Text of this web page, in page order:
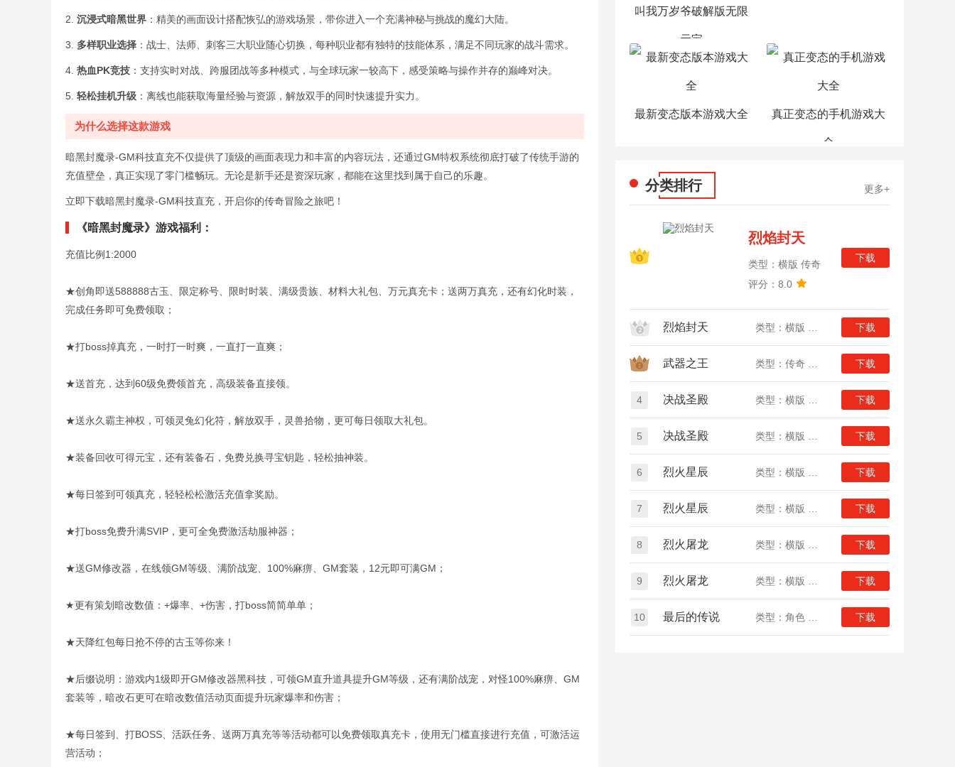
2. 沉浸式暗黑世界 ：精美的画面设计搭配恢弘的游戏场景，带你进入一个充满神秘与挑战的魔幻大陆。
3. 多样职业选择 ：战士、法师、刺客三大职业随心切换，每种职业都有独特的技能体系，满足不同玩家的战斗需求。
4. 热血PK竞技 ：支持实时对战、跨服团战等多种模式，与全球玩家一较高下，感受策略与操作并存的巅峰对决。
5. 轻松挂机升级 ：离线也能获取海量经验与资源，解放双手的同时快速提升实力。
为什么选择这款游戏
暗黑封魔录-GM科技直充不仅提供了顶级的画面表现力和丰富的内容玩法，还通过GM特权系统彻底打破了传统手游的
充值壁垒，真正实现了零门槛畅玩。无论是新手还是资深玩家，都能在这里找到属于自己的乐趣。
立即下载暗黑封魔录-GM科技直充，开启你的传奇冒险之旅吧！
《暗黑封魔录》游戏福利：
充值比例1:2000
★创角即送588888古玉、限定称号、限时时装、满级贵族、材料大礼包、万元真充卡；送两万真充，还有幻化时装，
完成任务即可免费领取；
★打boss掉真充，一时打一时爽，一直打一直爽；
★送首充，达到60级免费领首充，高级装备直接领。
★送永久霸主神权，可领灵兔幻化符，解放双手，灵兽拾物，更可每日领取大礼包。
★装备回收可得元宝，还有装备石，免费兑换寻宝钥匙，轻松抽神装。
★每日签到可领真充，轻轻松松激活充值拿奖励。
★打boss免费升满SVIP，更可全免费激活劫服神器；
★送GM修改器，在线领GM等级、满阶战宠、100%麻痹、GM套装，12元即可满GM；
★更有策划暗改数值：+爆率、+伤害，打boss简简单单；
★天降红包每日抢不停的古玉等你来！
★后缀说明：游戏内1级即开GM修改器黑科技，可领GM直升道具提升GM等级，还有满阶战宠，对怪100%麻痹、GM
套装等，暗改石更可在暗改数值活动页面提升玩家爆率和伤害；
★每日签到、打BOSS、活跃任务、送两万真充等等活动都可以免费领取真充卡，使用无门槛直接进行充值，可激活运
营活动；
叫我万岁爷破解版无限
元宝
最新变态版本游戏大全 真正变态的手机游戏大
全
分类排行 更多+
烈焰封天
类型：横版 传奇
评分：8.0
下载
烈焰封天 下载
武器之王 下载
4 决战圣殿 下载
5 决战圣殿 下载
6 烈火星辰 下载
7 烈火星辰 下载
8 烈火屠龙 下载
9 烈火屠龙 下载
10 最后的传说 下载